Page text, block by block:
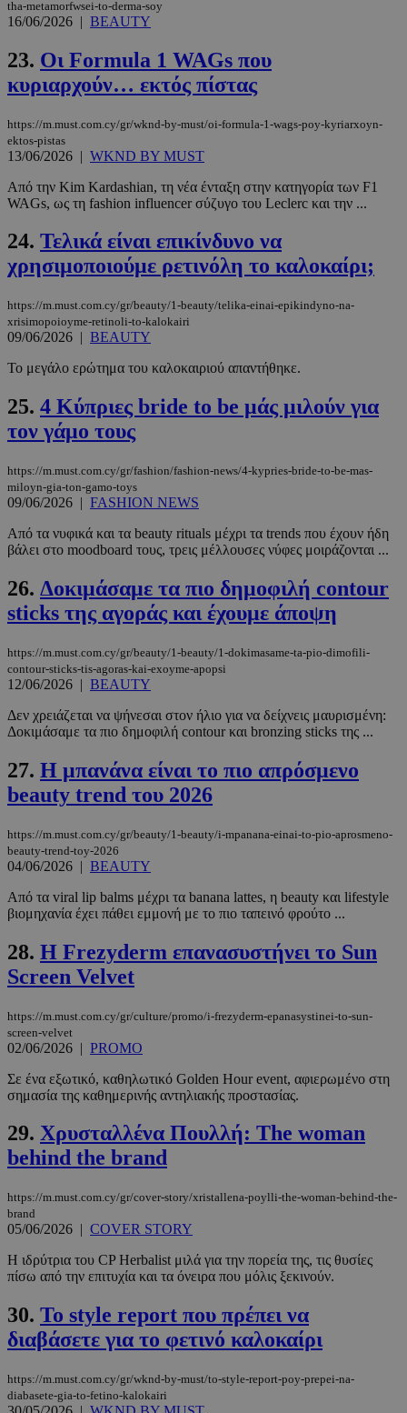
tha-metamorfwsei-to-derma-soy
16/06/2026 | BEAUTY
23. Οι Formula 1 WAGs που
κυριαρχούν… εκτός πίστας
https://m.must.com.cy/gr/wknd-by-must/oi-formula-1-wags-poy-kyriarxoyn-
ektos-pistas
13/06/2026 | WKND BY MUST
Από την Kim Kardashian, τη νέα ένταξη στην κατηγορία των F1
WAGs, ως τη fashion influencer σύζυγο του Leclerc και την ...
24. Τελικά είναι επικίνδυνο να
χρησιμοποιούμε ρετινόλη το καλοκαίρι;
https://m.must.com.cy/gr/beauty/1-beauty/telika-einai-epikindyno-na-
xrisimopoioyme-retinoli-to-kalokairi
09/06/2026 | BEAUTY
Το μεγάλο ερώτημα του καλοκαιριού απαντήθηκε.
25. 4 Κύπριες bride to be μάς μιλούν για
τον γάμο τους
https://m.must.com.cy/gr/fashion/fashion-news/4-kypries-bride-to-be-mas-
miloyn-gia-ton-gamo-toys
09/06/2026 | FASHION NEWS
Από τα νυφικά και τα beauty rituals μέχρι τα trends που έχουν ήδη
βάλει στο moodboard τους, τρεις μέλλουσες νύφες μοιράζονται ...
26. Δοκιμάσαμε τα πιο δημοφιλή contour
sticks της αγοράς και έχουμε άποψη
https://m.must.com.cy/gr/beauty/1-beauty/1-dokimasame-ta-pio-dimofili-
contour-sticks-tis-agoras-kai-exoyme-apopsi
12/06/2026 | BEAUTY
Δεν χρειάζεται να ψήνεσαι στον ήλιο για να δείχνεις μαυρισμένη:
Δοκιμάσαμε τα πιο δημοφιλή contour και bronzing sticks της ...
27. Η μπανάνα είναι το πιο απρόσμενο
beauty trend του 2026
https://m.must.com.cy/gr/beauty/1-beauty/i-mpanana-einai-to-pio-aprosmeno-
beauty-trend-toy-2026
04/06/2026 | BEAUTY
Από τα viral lip balms μέχρι τα banana lattes, η beauty και lifestyle
βιομηχανία έχει πάθει εμμονή με το πιο ταπεινό φρούτο ...
28. Η Frezyderm επανασυστήνει το Sun
Screen Velvet
https://m.must.com.cy/gr/culture/promo/i-frezyderm-epanasystinei-to-sun-
screen-velvet
02/06/2026 | PROMO
Σε ένα εξωτικό, καθηλωτικό Golden Hour event, αφιερωμένο στη
σημασία της καθημερινής αντηλιακής προστασίας.
29. Χρυσταλλένα Πουλλή: The woman
behind the brand
https://m.must.com.cy/gr/cover-story/xristallena-poylli-the-woman-behind-the-
brand
05/06/2026 | COVER STORY
Η ιδρύτρια του CP Herbalist μιλά για την πορεία της, τις θυσίες
πίσω από την επιτυχία και τα όνειρα που μόλις ξεκινούν.
30. Το style report που πρέπει να
διαβάσετε για το φετινό καλοκαίρι
https://m.must.com.cy/gr/wknd-by-must/to-style-report-poy-prepei-na-
diabasete-gia-to-fetino-kalokairi
LangCookie www.must.com.cy
CookieScriptConsent
CookieScript
www.must.com.cy
4
2 μέρες
_scc_session
.entelia-
19 λεπτά
PHPSESSID
PHP.net
www.must.com.cy
συνεδρία
PHPSESSID